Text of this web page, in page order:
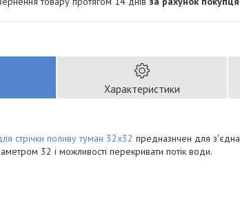
Характеристики
стрічки поливу туман 32х32 предназнчен для
32 і можливості перекривати потік води.